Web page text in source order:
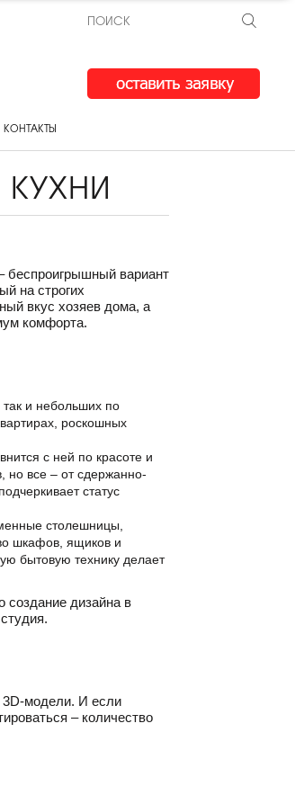
КОНТАКТЫ
беспроигрышный вариант
на строгих
вкус хозяев дома, а
комфорта.
и небольших по
роскошных
с ней по красоте и
но все – от сдержанно-
статус
столешницы,
шкафов, ящиков и
бытовую технику делает
создание дизайна в
3D-модели. И если
– количество